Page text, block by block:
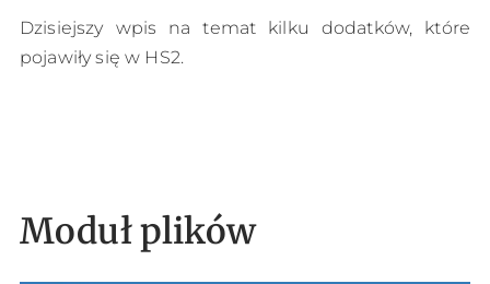
Dzisiejszy wpis na temat kilku dodatków, które
pojawiły się w HS2.
Moduł plików